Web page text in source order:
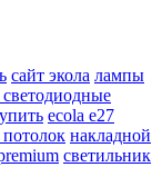
сайт экола лампы
светодиодные
ecola e27
накладной
светильник